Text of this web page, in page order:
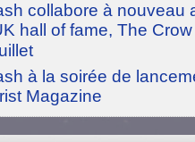
collabore à nouveau
hall of fame, The
à la soirée de
Magazine